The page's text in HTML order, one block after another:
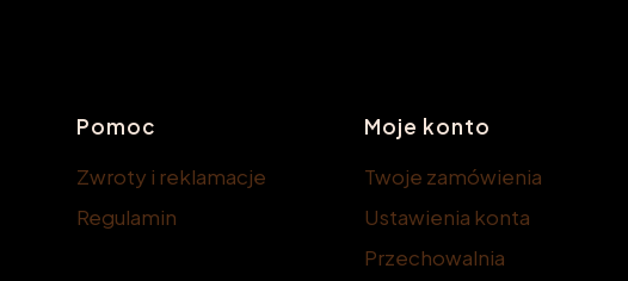
Linki w stopce
Pomoc
Zwroty i reklamacje
Regulamin
Moje konto
Twoje zamówienia
Ustawienia konta
Przechowalnia